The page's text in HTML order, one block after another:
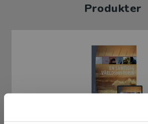
Produkter